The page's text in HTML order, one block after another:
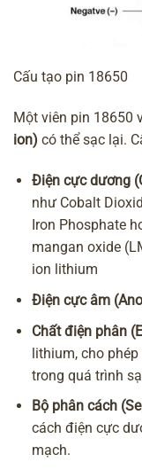
Cấu tạo pin 18650
Một viên pin 18650
ion) có thể sạc lại.
Điện cực dương
như Cobalt
Iron Phosphate
mangan oxide
ion lithium
Điện cực âm
Chất điện phân
lithium, cho
trong quá trình
Bộ phân cách
cách điện cực
mạch.